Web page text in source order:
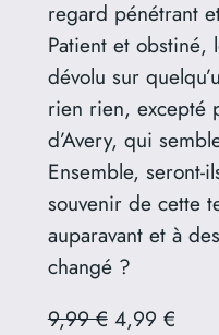
regard pénétrant
Patient et obstiné,
dévolu sur
rien rien, excepté
d’Avery, qui
Ensemble, seront-
souvenir de cette
auparavant et à
changé ?
9,99 €4,99 €